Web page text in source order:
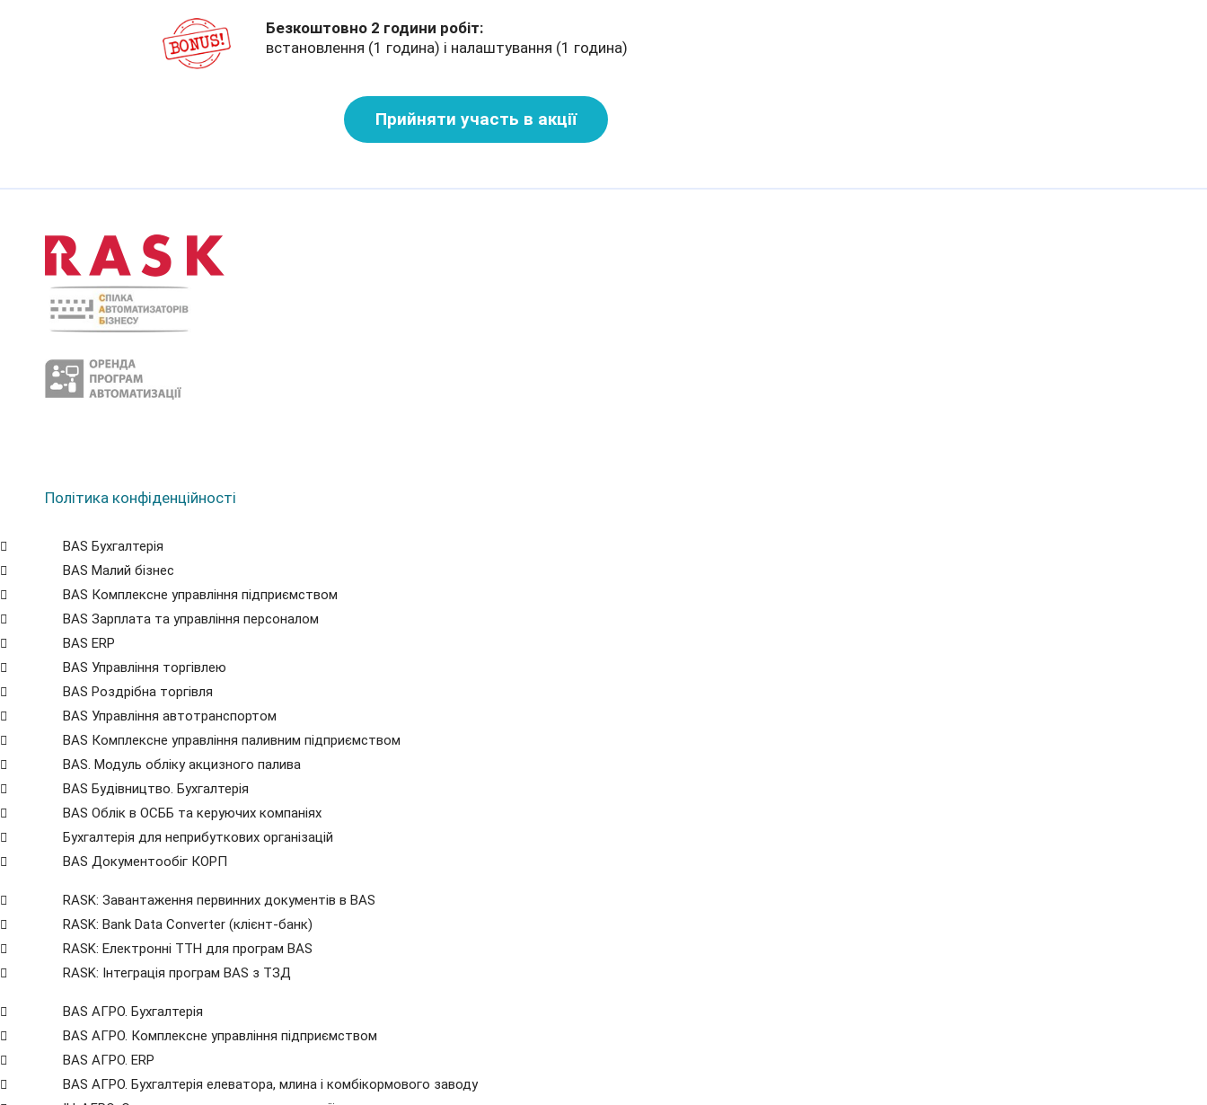
Безкоштовно 2 години робіт:
встановлення (1 година) і налаштування (1 година)
Прийняти участь в акції
Політика конфіденційності
BAS Бухгалтерія
BAS Малий бізнес
BAS Комплексне управління підприємством
BAS Зарплата та управління персоналом
BAS ERP
BAS Управління торгівлею
BAS Роздрібна торгівля
BAS Управління автотранспортом
BAS Комплексне управління паливним підприємством
BAS. Модуль обліку акцизного палива
BAS Будівництво. Бухгалтерія
BAS Облік в ОСББ та керуючих компаніях
Бухгалтерія для неприбуткових організацій
BAS Документообіг КОРП
RASK: Завантаження первинних документів в BAS
RASK: Bank Data Сonverter (клієнт-банк)
RASK: Електронні ТТН для програм BAS
RASK: Інтеграція програм BAS з ТЗД
BAS АГРО. Бухгалтерія
BAS АГРО. Комплексне управління підприємством
BAS АГРО. ERP
BAS АГРО. Бухгалтерія елеватора, млина і комбікормового заводу